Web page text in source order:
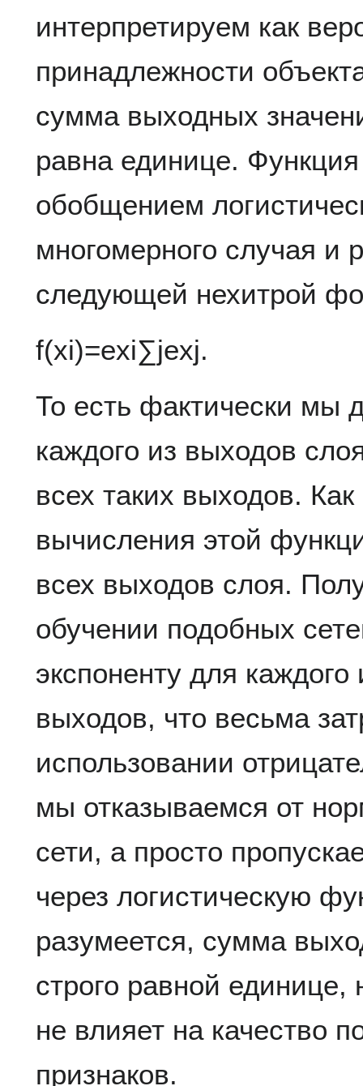
интерпретируем как
принадлежности
сумма выходных
равна единице.
обобщением
многомерного случая и
следующей нехитрой
f(xi)=exi∑jexj.
То есть фактически мы
каждого из выходов
всех таких выходов.
вычисления этой
всех выходов слоя.
обучении подобных
экспоненту для
выходов, что весьма
использовании
мы отказываемся от
сети, а просто
через логистическую
разумеется, сумма
строго равной единице,
не влияет на качество
признаков.